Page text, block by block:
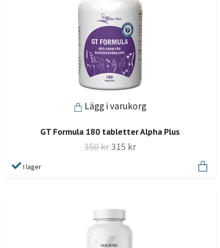
Lägg i varukorg
GT Formula 180 tabletter Alpha Plus
350 kr 315 kr
I lager